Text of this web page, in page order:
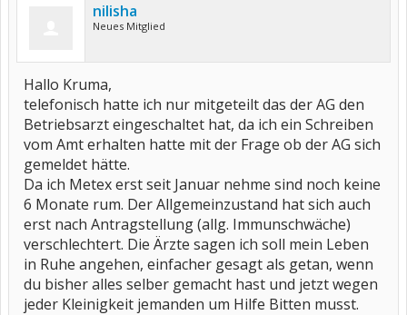
nilisha
Neues Mitglied
Hallo Kruma,
telefonisch hatte ich nur mitgeteilt das der AG den
Betriebsarzt eingeschaltet hat, da ich ein Schreiben
vom Amt erhalten hatte mit der Frage ob der AG sich
gemeldet hätte.
Da ich Metex erst seit Januar nehme sind noch keine
6 Monate rum. Der Allgemeinzustand hat sich auch
erst nach Antragstellung (allg. Immunschwäche)
verschlechtert. Die Ärzte sagen ich soll mein Leben
in Ruhe angehen, einfacher gesagt als getan, wenn
du bisher alles selber gemacht hast und jetzt wegen
jeder Kleinigkeit jemanden um Hilfe Bitten musst.